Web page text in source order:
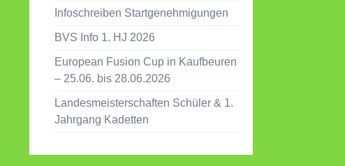
Infoschreiben Startgenehmigungen
BVS Info 1. HJ 2026
European Fusion Cup in Kaufbeuren
– 25.06. bis 28.06.2026
Landesmeisterschaften Schüler & 1.
Jahrgang Kadetten